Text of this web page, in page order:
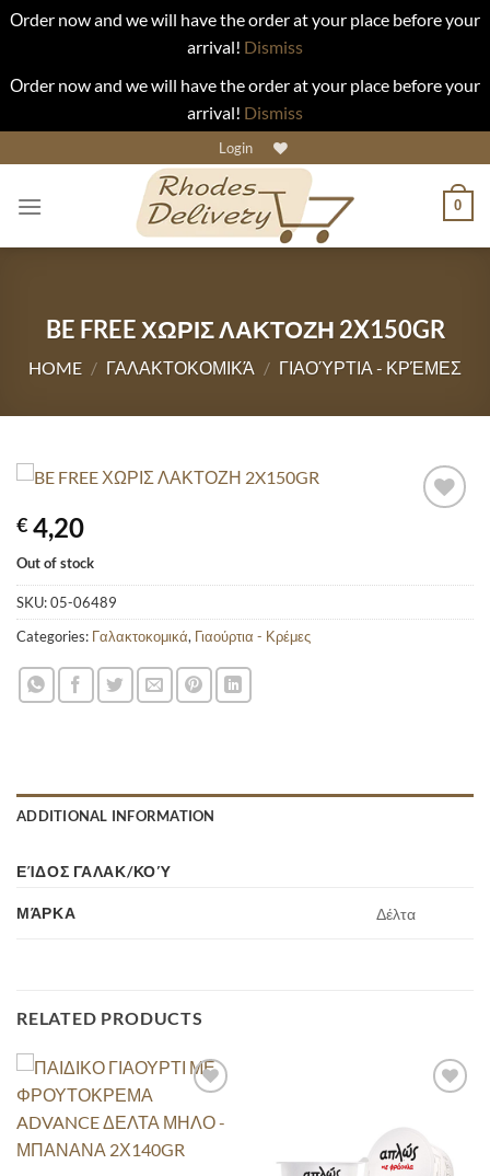
Οrder now and we will have the order at your place before your
arrival! Dismiss
Οrder now and we will have the order at your place before your
arrival! Dismiss
to
content
Login
0
BE FREE ΧΩΡΙΣ ΛΑΚΤΟΖΗ 2X150GR
HOME / ΓΑΛΑΚΤΟΚΟΜΙΚΆ / ΓΙΑΟΎΡΤΙΑ - ΚΡΈΜΕΣ
€ 4,20
Out of stock
SKU:05-06489
Categories: Γαλακτοκομικά, Γιαούρτια - Κρέμες
ADDITIONAL INFORMATION
ΕΊΔΟΣ ΓΑΛΑΚ/ΚΟΎ
ΜΆΡΚΑ Δέλτα
RELATED PRODUCTS